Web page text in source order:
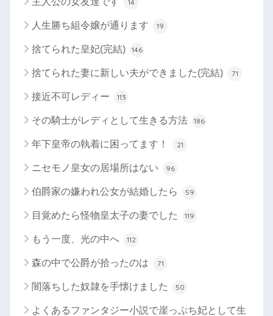
14
人生勝ち組令嬢が通ります 19
捨てられた皇妃(完結) 146
捨てられた妻に新しい夫ができました(完結) 71
接近不可レディー 113
その騎士がレディとして生きる方法 186
年下皇帝の執着に困ってます！ 21
ニセモノ皇女の居場所はない 96
伯爵家の嫌われ公女が結婚したら 59
目覚めたら怪物皇太子の妻でした 119
もう一度、光の中へ 112
森の中で公爵が拾ったのは 71
闇落ちした奴隷を手懐けました 50
よくあるファンタジー小説で崖っぷち妃として生